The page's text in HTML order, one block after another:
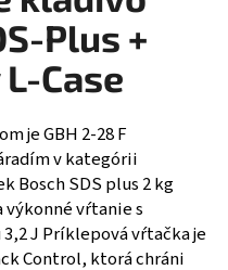
Plus +
Case
je GBH 2-28 F
v kategórii
Bosch SDS plus 2 kg
vŕtanie s
J Príklepová vŕtačka je
Control, ktorá chráni